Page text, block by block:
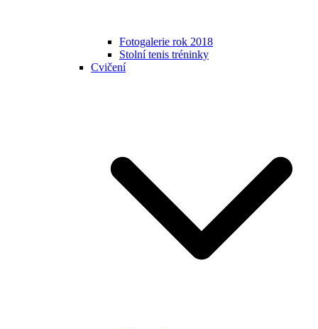
Fotogalerie rok 2018
Stolní tenis tréninky
Cvičení